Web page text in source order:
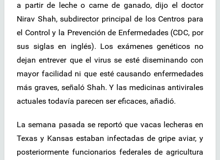
a partir de leche o carne de ganado, dijo el doctor
Nirav Shah, subdirector principal de los Centros para
el Control y la Prevención de Enfermedades (CDC, por
sus siglas en inglés). Los exámenes genéticos no
dejan entrever que el virus se esté diseminando con
mayor facilidad ni que esté causando enfermedades
más graves, señaló Shah. Y las medicinas antivirales
actuales todavía parecen ser eficaces, añadió.
La semana pasada se reportó que vacas lecheras en
Texas y Kansas estaban infectadas de gripe aviar, y
posteriormente funcionarios federales de agricultura